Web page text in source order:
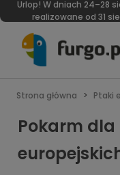
Urlop! W dniach 24–28
realizowane od 31
Strona główna Ptaki
Pokarm